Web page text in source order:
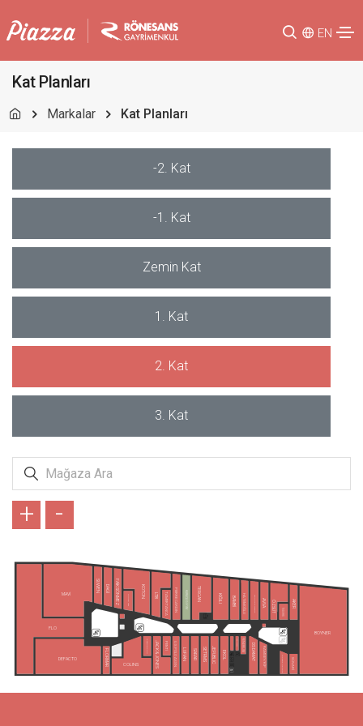
EN
Kat Planları
Markalar Kat Planları
-2. Kat
-1. Kat
Zemin Kat
1. Kat
2. Kat
3. Kat
AKER
ALTINYILDIZ CLASSICS
TAKIMALL
AVVA
BAMBİ
COLINS
DAGİ
DEFACTO DS DAMAT
EKOL
FAİK SÖNMEZ
FENERIUM
FLO
FLORMAR GIOVANE GENTILE
HATEMOĞLU
JACK & JONES JEPUBLIC
KARACA GİYİM KİĞILI
KONYALI SAAT
LEE&WRANGLER
LTB
LUFIAN
MAVİ
ÖZSÜT
PENTİ
PIERRE CARDIN
RAMSEY/KİP
SARAR SETRMS
SUWEN
SÜVARİ
TAMER TANCA TERGAN
TUDORS
U.S POLO ASSN.
BOYNER
KOTON
+ -